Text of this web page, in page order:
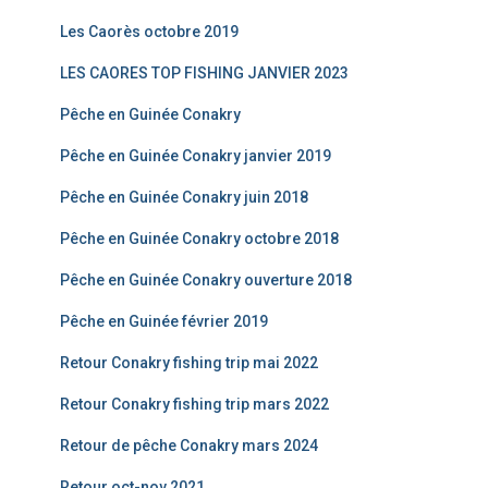
Les Caorès octobre 2019
LES CAORES TOP FISHING JANVIER 2023
Pêche en Guinée Conakry
Pêche en Guinée Conakry janvier 2019
Pêche en Guinée Conakry juin 2018
Pêche en Guinée Conakry octobre 2018
Pêche en Guinée Conakry ouverture 2018
Pêche en Guinée février 2019
Retour Conakry fishing trip mai 2022
Retour Conakry fishing trip mars 2022
Retour de pêche Conakry mars 2024